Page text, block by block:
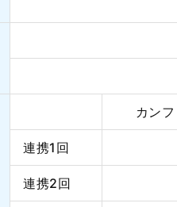
カン
連携1回
連携2回